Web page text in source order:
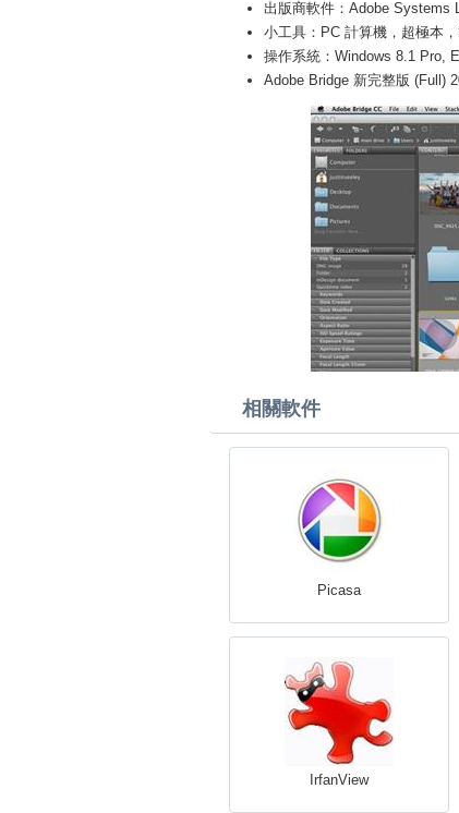
出版商軟件：Adobe Systems
小工具：PC 計算機，超極本
操作系統：Windows 8.1 Pro,
Adobe Bridge 新完整版 (Full)
相關軟件
Picasa
IrfanView